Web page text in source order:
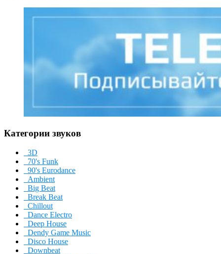
Категории звуков
3D
70's Funk
90's Eurodance
Ambient
Big Beat
Break Beat
Chillout
Dance Electro
Deep House
Dendy Game Music
Disco House
Downbeat